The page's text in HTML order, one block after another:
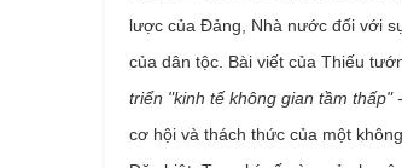
lược của Đảng, Nhà nước đối với
của dân tộc. Bài viết của Thiếu
triển "kinh tế không gian tầm thấp"
cơ hội và thách thức của một